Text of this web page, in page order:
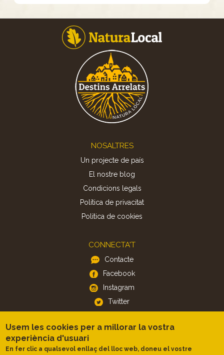
NOSALTRES
Un projecte de país
El nostre blog
Condicions legals
Política de privacitat
Politica de cookies
CONNECTA'T
Contacte
Facebook
Instagram
Twitter
APP
iOS
Usem les cookies per a millorar la vostra
experiència d'usuari
En fer clic a qualsevol enllaç del lloc web, doneu el vostre